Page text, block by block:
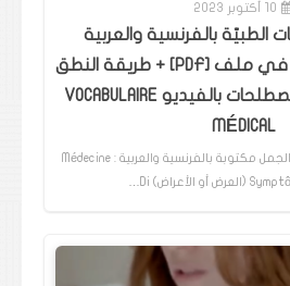
10 أكتوبر 2023
بالفرنسية والعربية
مترجمة + للتحميل في ملف [PDF] + طريقة النطق
للكثير من أهم المصطلحات بالفيديو VOCABULAIRE
MÉDICAL
جميع المصطلحات الطبية والجمل مكتوبة بالفرنسية والعربية : Médecine